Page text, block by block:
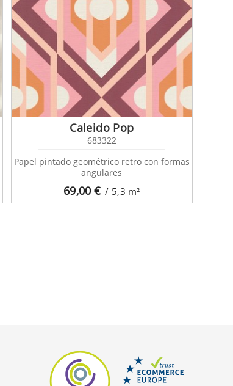
69,00€ / 5,3 m²
Caleido Pop
683322
Papel pintado geométrico retro con formas
angulares